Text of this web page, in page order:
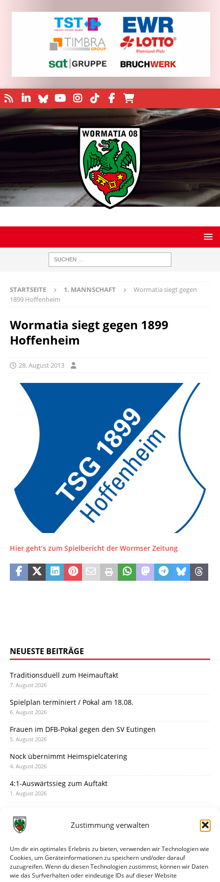
Zustimmung verwalten
Um dir ein optimales Erlebnis zu bieten, verwenden wir Technologien wie
Cookies, um Geräteinformationen zu speichern und/oder darauf
zuzugreifen. Wenn du diesen Technologien zustimmst, können wir Daten
wie das Surfverhalten oder eindeutige IDs auf dieser Website
STARTSEITE 1. MANNSCHAFT
Wormatia siegt gegen
1899 Hoffenheim
Wormatia siegt gegen 1899
Hoffenheim
28. August 2013
Hier geht’s zum Spielbericht der Wormser Zeitung
NEUESTE BEITRÄGE
Traditionsduell zum Heimauftakt
7. August 2026
Spielplan terminiert / Pokal am 18.08.
6. August 2026
Frauen im DFB-Pokal gegen den SV Eutingen
5. August 2026
Nock übernimmt Heimspielcatering
4. August 2026
4:1-Auswärtssieg zum Auftakt
1. August 2026
31. Juli 2026
30. Juli 2026
Deine Spielminute: 89+1
28. Juli 2026